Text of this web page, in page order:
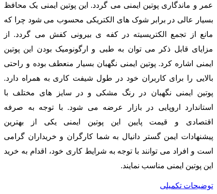
عمر و ماندگاری پوتین ایمنی می گردد. این پوتین ایمنی یک محافظ
بسیار عالی در برابر شوک های الکتریکی محسوب می شود چرا که
مانع از تجمع الکتریسیته در کفه ی بیرونی کفش می گردد. از
مزایای قابل ذکر می توان به طبی و ارگونومیک بودن این پوتین
ایمنی اشاره کرد. پوتین ایمنی نگهبان بسیار منعطف بوده و راحتی
بالایی را برای کاربران خود در طول شیفت کاری به همراه دارد.
پوتین ایمنی نگهبان در رنگ مشکی و در سایز های مختلف با
استاندارد اروپایی در بازار عرضه می شود. با توجه به صرفه
اقتصادی و قیمت پایین این پوتین ایمنی یکی از بهترین
پیشنهادات ایمن گستر دانیال به شما کارگران و خریداران گرامی
است و افراد می توانند با توجه به شرایط کاری خود، اقدام به خرید
این پوتین ایمنی مناسب نمایند.
توضیحات تکمیلی